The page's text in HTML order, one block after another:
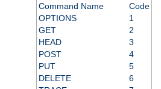
Command Name
Code
OPTIONS
1
GET
2
HEAD
3
POST
4
PUT
5
DELETE
6